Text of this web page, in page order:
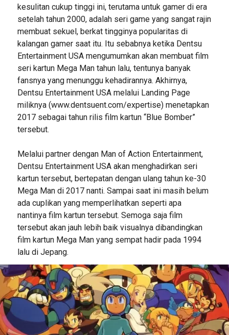
kesulitan cukup tinggi ini, terutama untuk gamer di era
setelah tahun 2000, adalah seri game yang sangat rajin
membuat sekuel, berkat tingginya popularitas di
kalangan gamer saat itu. Itu sebabnya ketika Dentsu
Entertainment USA mengumumkan akan membuat film
seri kartun Mega Man tahun lalu, tentunya banyak
fansnya yang menunggu kehadirannya. Akhirnya,
Dentsu Entertainment USA melalui Landing Page
miliknya (www.dentsuent.com/expertise) menetapkan
2017 sebagai tahun rilis film kartun “Blue Bomber”
tersebut.
Melalui partner dengan Man of Action Entertainment,
Dentsu Entertainment USA akan menghadirkan seri
kartun tersebut, bertepatan dengan ulang tahun ke-30
Mega Man di 2017 nanti. Sampai saat ini masih belum
ada cuplikan yang memperlihatkan seperti apa
nantinya film kartun tersebut. Semoga saja film
tersebut akan jauh lebih baik visualnya dibandingkan
film kartun Mega Man yang sempat hadir pada 1994
lalu di Jepang.